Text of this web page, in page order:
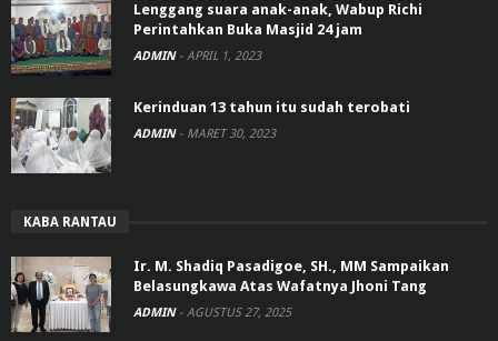
Lenggang suara anak-anak, Wabup Richi
Perintahkan Buka Masjid 24 jam
ADMIN - APRIL 1, 2023
Kerinduan 13 tahun itu sudah terobati
ADMIN - MARET 30, 2023
KABA RANTAU
Ir. M. Shadiq Pasadigoe, SH., MM Sampaikan
Belasungkawa Atas Wafatnya Jhoni Tang
ADMIN - AGUSTUS 27, 2025